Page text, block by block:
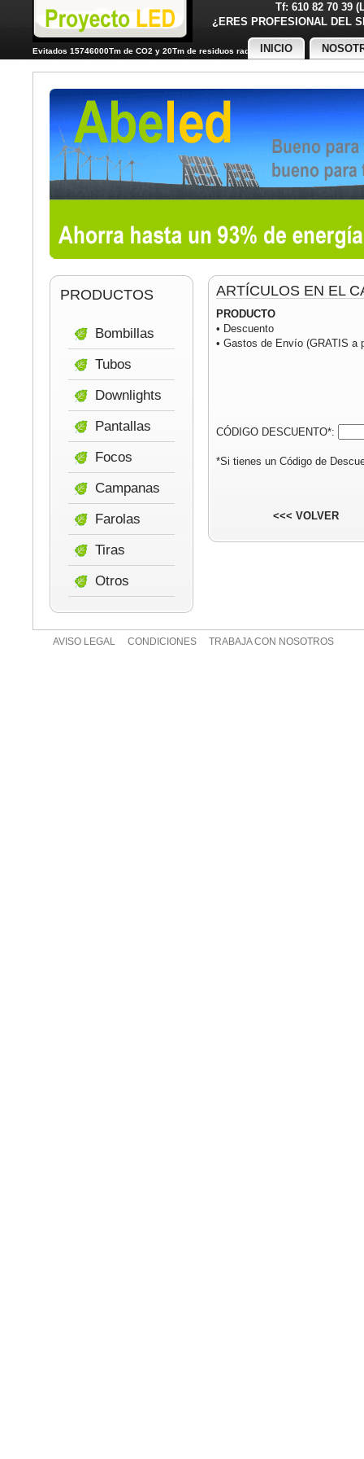
Tf: 610 82 70 39
¿ERES PROFESIONAL
Evitados 15746000Tm de CO2 y 20Tm de residuos radiactivos
INICIO
ARTÍCULOS EN EL
PRODUCTO
• Descuento
• Gastos de Envío (GRATIS a
CÓDIGO DESCUENTO*:
*Si tienes un Código de
<<< VOLVER
PRODUCTOS
Bombillas
Tubos
Downlights
Pantallas
Focos
Campanas
Farolas
Tiras
Otros
AVISO LEGAL CONDICIONES TRABAJA CON NOSOTROS